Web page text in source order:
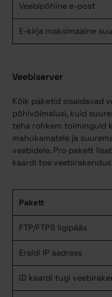
Veebipõhine e-post
E-kirja maksimaalne
Veebiserver
Kõik paketid sisaldavad
põhivõimalusi, kuid
teha rohkem toiminguid
mahukamatele ja
veebidele. Pro pakett
kaardi toe
Pakett
FTP/FTPS ligipääs
Eraldi IP aadress
ID kaardi tugi